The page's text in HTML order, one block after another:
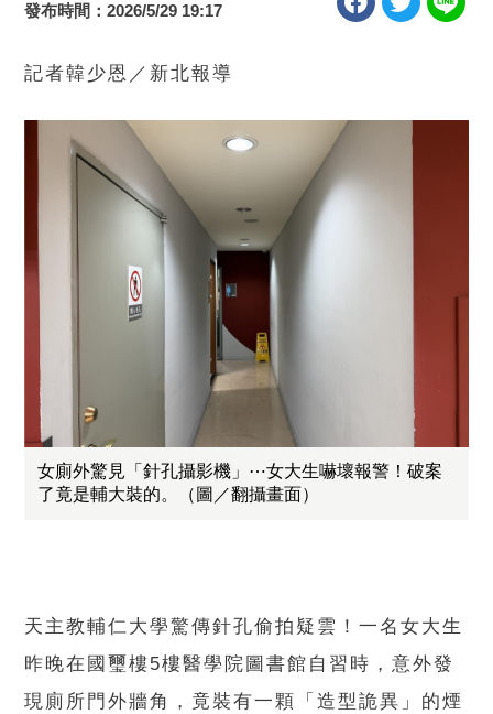
發布時間：2026/5/29 19:17
記者韓少恩／新北報導
女廁外驚見「針孔攝影機」⋯女大生嚇壞報警！破案
了竟是輔大裝的。（圖／翻攝畫面）
天主教輔仁大學驚傳針孔偷拍疑雲！一名女大生
昨晚在國璽樓5樓醫學院圖書館自習時，意外發
現廁所門外牆角，竟裝有一顆「造型詭異」的煙